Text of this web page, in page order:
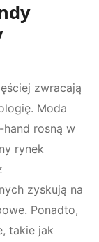
zwracają
Moda
rosną w
rynek
zyskują na
Ponadto,
takie jak